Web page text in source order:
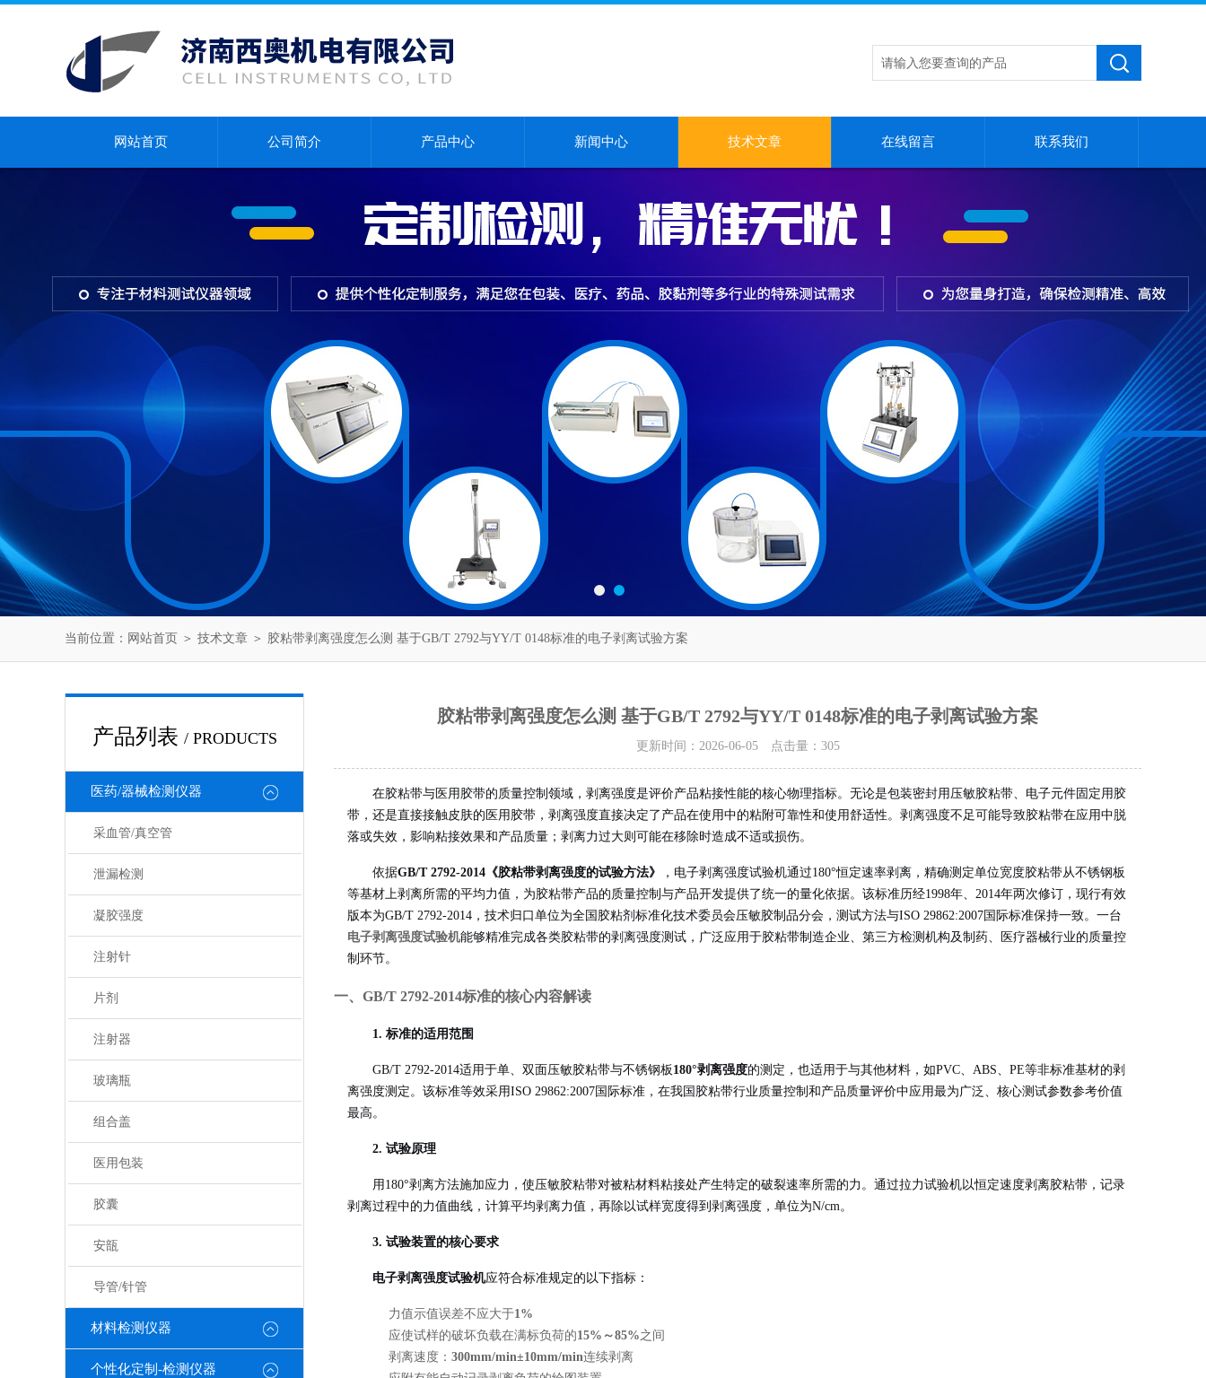
网站首页 公司简介 产品中心 新闻中心 技术文章 在线留言 联系我们
当前位置： 网站首页 ＞ 技术文章 ＞ 胶粘带剥离强度怎么测 基于GB/T 2792与YY/T 0148标准的电子剥离试验方案
产品列表 / PRODUCTS
医药/器械检测仪器
采血管/真空管
泄漏检测
凝胶强度
注射针
片剂
注射器
玻璃瓶
组合盖
医用包装
胶囊
安瓿
导管/针管
材料检测仪器
个性化定制-检测仪器
胶粘带剥离强度怎么测 基于GB/T 2792与YY/T 0148标准的电子剥离试验方案
更新时间：2026-06-05 点击量： 305
在胶粘带与医用胶带的质量控制领域，剥离强度是评价产品粘接性能的核心物理指标。无论是包装密封用压敏胶粘带、电子元件固定用胶
带，还是直接接触皮肤的医用胶带，剥离强度直接决定了产品在使用中的粘附可靠性和使用舒适性。剥离强度不足可能导致胶粘带在应用中脱
落或失效，影响粘接效果和产品质量；剥离力过大则可能在移除时造成不适或损伤。
依据GB/T 2792-2014《胶粘带剥离强度的试验方法》
，电子剥离强度试验机通过180°恒定速率剥离，精确测定单位宽度胶粘带从不锈钢板
等基材上剥离所需的平均力值，为胶粘带产品的质量控制与产品开发提供了统一的量化依据。该标准历经1998年、2014年两次修订，现行有效
版本为GB/T 2792-2014，技术归口单位为全国胶粘剂标准化技术委员会压敏胶制品分会，测试方法与ISO 29862:2007国际标准保持一致。一台
电子剥离强度试验机能够精准完成各类胶粘带的剥离强度测试，广泛应用于胶粘带制造企业、第三方检测机构及制药、医疗器械行业的质量控
制环节。
一、GB/T 2792-2014标准的核心内容解读
1. 标准的适用范围
GB/T 2792-2014适用于单、双面压敏胶粘带与不锈钢板 180°剥离强度的测定，也适用于与其他材料，如PVC、ABS、PE等非标准基材的剥
离强度测定。该标准等效采用ISO 29862:2007国际标准，在我国胶粘带行业质量控制和产品质量评价中应用最为广泛、核心测试参数参考价值
最高。
2. 试验原理
用180°剥离方法施加应力，使压敏胶粘带对被粘材料粘接处产生特定的破裂速率所需的力 。通过拉力试验机以恒定速度剥离胶粘带，记录
剥离过程中的力值曲线，计算平均剥离力值，再除以试样宽度得到剥离强度，单位为N/cm。
3. 试验装置的核心要求
电子剥离强度试验机应符合标准规定的以下指标：
力值示值误差不应大于1%
应使试样的破坏负载在满标负荷的15%～85%之间
剥离速度： 300mm/min±10mm/min连续剥离